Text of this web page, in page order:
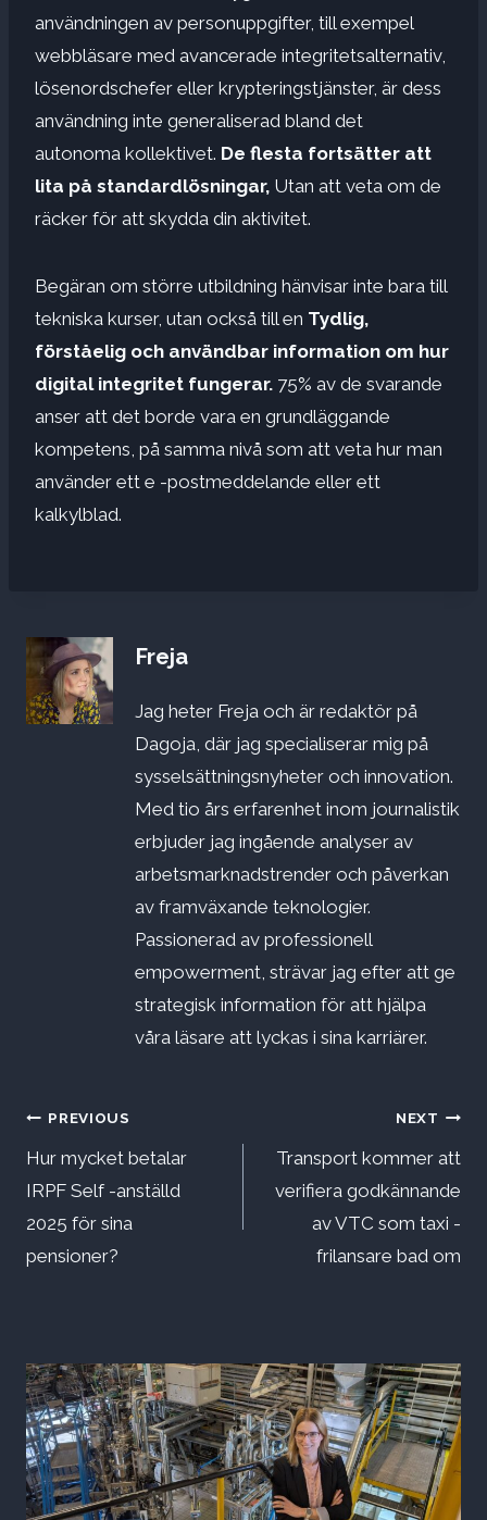
användningen av personuppgifter, till exempel
webbläsare med avancerade integritetsalternativ,
lösenordschefer eller krypteringstjänster, är dess
användning inte generaliserad bland det
autonoma kollektivet. De flesta fortsätter att
lita på standardlösningar, Utan att veta om de
räcker för att skydda din aktivitet.
Begäran om större utbildning hänvisar inte bara till
tekniska kurser, utan också till en Tydlig,
förståelig och användbar information om hur
digital integritet fungerar. 75% av de svarande
anser att det borde vara en grundläggande
kompetens, på samma nivå som att veta hur man
använder ett e -postmeddelande eller ett
kalkylblad.
Freja
Jag heter Freja och är redaktör på
Dagoja, där jag specialiserar mig på
sysselsättningsnyheter och innovation.
Med tio års erfarenhet inom journalistik
erbjuder jag ingående analyser av
arbetsmarknadstrender och påverkan
av framväxande teknologier.
Passionerad av professionell
empowerment, strävar jag efter att ge
strategisk information för att hjälpa
våra läsare att lyckas i sina karriärer.
Inläggsnavigering
PREVIOUS
Hur mycket betalar
IRPF Self -anställd
2025 för sina
pensioner?
NEXT
Transport kommer att
verifiera godkännande
av VTC som taxi -
frilansare bad om